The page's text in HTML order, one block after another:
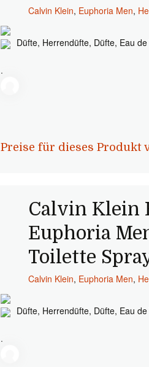
Calvin Klein, Euphoria Men,
Düfte, Herrendüfte, Düfte, Eau
.
Preise für dieses Produkt
Calvin Klein
Euphoria
Toilette
Calvin Klein, Euphoria Men,
Düfte, Herrendüfte, Düfte, Eau
.